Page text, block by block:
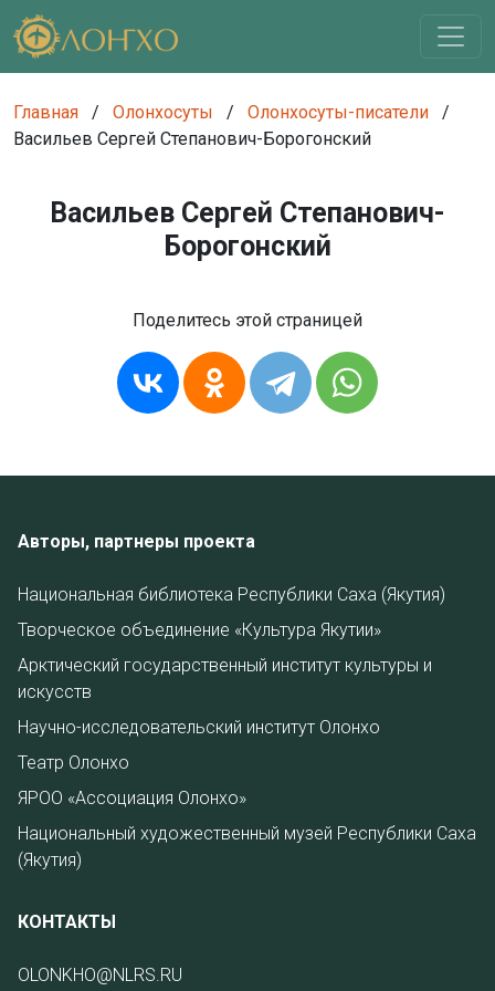
Главная / Олонхосуты / Олонхосуты-писатели
/
Васильев Сергей Степанович-Борогонский
Васильев Сергей Степанович-
Борогонский
Поделитесь этой страницей
Авторы, партнеры проекта
Национальная библиотека Республики Саха (Якутия)
Творческое объединение «Культура Якутии»
Арктический государственный институт культуры и
искусств
Научно-исследовательский институт Олонхо
Театр Олонхо
ЯРОО «Ассоциация Олонхо»
Национальный художественный музей Республики Саха
(Якутия)
КОНТАКТЫ
OLONKHO@NLRS.RU